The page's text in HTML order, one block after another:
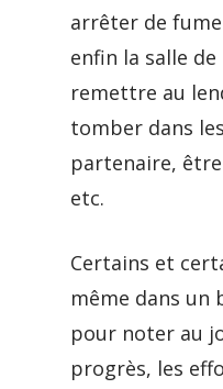
arrêter de
enfin la salle
remettre au
tomber dans
partenaire,
etc.
Certains et
même dans un
pour noter au
progrès, les